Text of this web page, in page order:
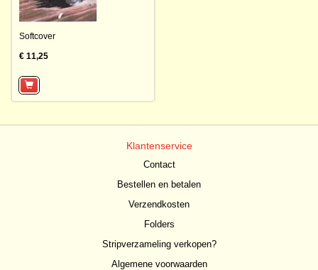
Softcover
€ 11,25
Klantenservice
Contact
Bestellen en betalen
Verzendkosten
Folders
Stripverzameling verkopen?
Algemene voorwaarden